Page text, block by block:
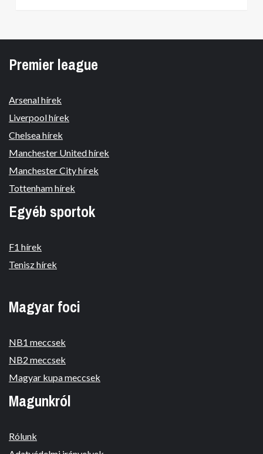
Premier league
Arsenal hírek
Liverpool hírek
Chelsea hírek
Manchester United hírek
Manchester City hírek
Tottenham hírek
Egyéb sportok
F1 hírek
Tenisz hírek
Magyar foci
NB1 meccsek
NB2 meccsek
Magyar kupa meccsek
Magunkról
Rólunk